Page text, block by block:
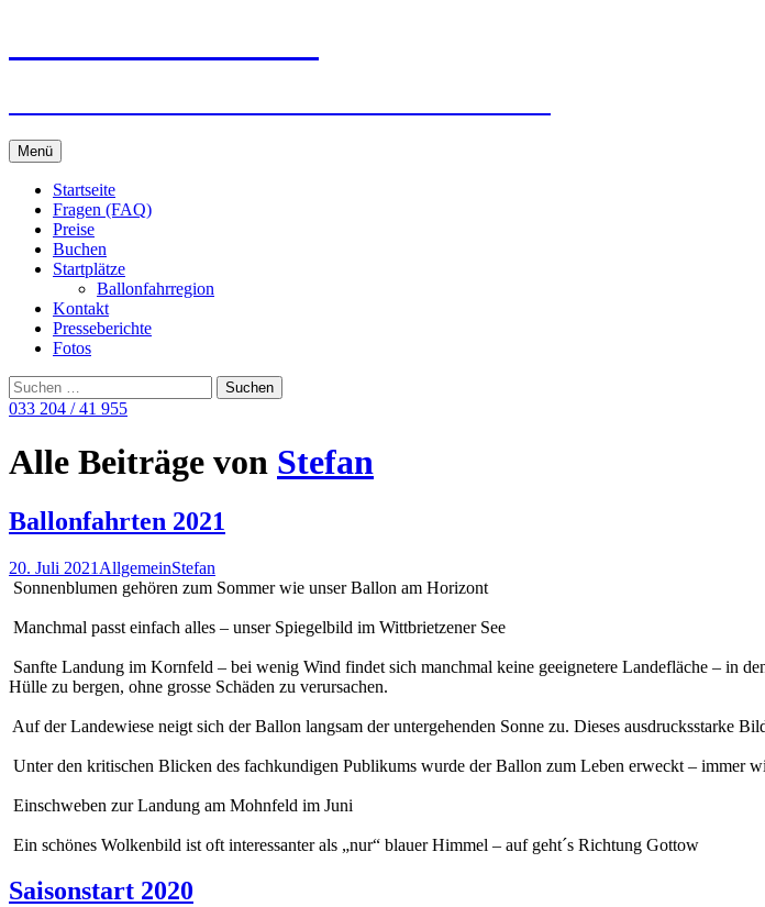
Menü Zum
Inhalt
springen
Startseite
Fragen (FAQ)
Preise
Buchen
Startplätze
Ballonfahrregion
Kontakt
Presseberichte
Fotos
Suchen
nach:
033 204 / 41 955
Alle Beiträge von Stefan
Ballonfahrten 2021
20. Juli 2021 AllgemeinStefan
Sonnenblumen gehören zum Sommer wie unser Ballon am Horizont
Manchmal passt einfach alles – unser Spiegelbild im Wittbrietzener See
Sanfte Landung im Kornfeld – bei wenig Wind findet sich manchmal keine geeignetere Landefläche – in
Hülle zu bergen, ohne grosse Schäden zu verursachen.
Auf der Landewiese neigt sich der Ballon langsam der untergehenden Sonne zu. Dieses ausdrucksstarke
Unter den kritischen Blicken des fachkundigen Publikums wurde der Ballon zum Leben erweckt – immer
Einschweben zur Landung am Mohnfeld im Juni
Ein schönes Wolkenbild ist oft interessanter als „nur“ blauer Himmel – auf geht´s Richtung Gottow
Saisonstart 2020